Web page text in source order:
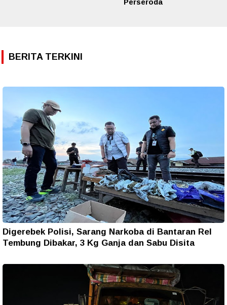
BERITA TERKINI
Digerebek Polisi, Sarang Narkoba di Bantaran Rel
Tembung Dibakar, 3 Kg Ganja dan Sabu Disita